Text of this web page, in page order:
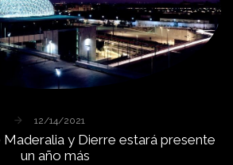
12/14/2021
Maderalia y Dierre estará presente
un año más